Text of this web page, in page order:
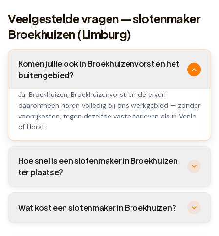
Veelgestelde vragen — slotenmaker
Broekhuizen (Limburg)
Komen jullie ook in Broekhuizenvorst en het
buitengebied?
Ja. Broekhuizen, Broekhuizenvorst en de erven
daaromheen horen volledig bij ons werkgebied — zonder
voorrijkosten, tegen dezelfde vaste tarieven als in Venlo
of Horst.
Hoe snel is een slotenmaker in Broekhuizen
ter plaatse?
Wat kost een slotenmaker in Broekhuizen?